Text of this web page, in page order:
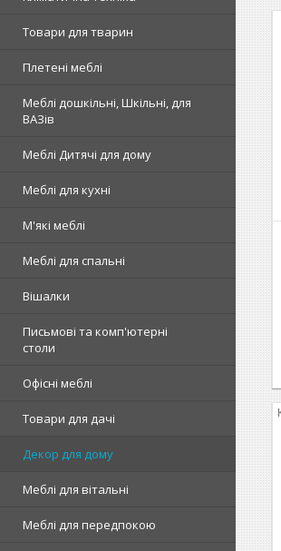
Товари для тварин
Плетені меблі
Меблі дошкільні, Шкільні, для
ВАЗів
Меблі Дитячі для дому
Меблі для кухні
М'які меблі
Меблі для спальні
Вішалки
Письмові та комп'ютерні
столи
Офісні меблі
Товари для дачі
Декор для дому
Меблі для вітальні
Меблі для передпокою